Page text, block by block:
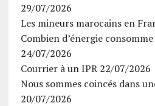
29/07/2026
Les mineurs marocains en
Combien d’énergie
24/07/2026
Courrier à un IPR 22/07/2026
Nous sommes coincés dans
20/07/2026